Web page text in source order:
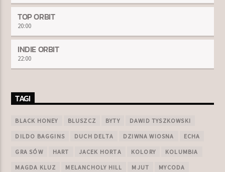
TOP ORBIT
20:00
INDIE ORBIT
22:00
TAGI
BLACK HONEY BLUSZCZ BYTY DAWID TYSZKOWSKI
DILDO BAGGINS DUCH DELTA DZIWNA WIOSNA ECHA
GRA SÓW HART JACEK HORTA KOLORY KOLUMBIA
MAGDA KLUZ MELANCHOLY HILL MJUT MYCODA